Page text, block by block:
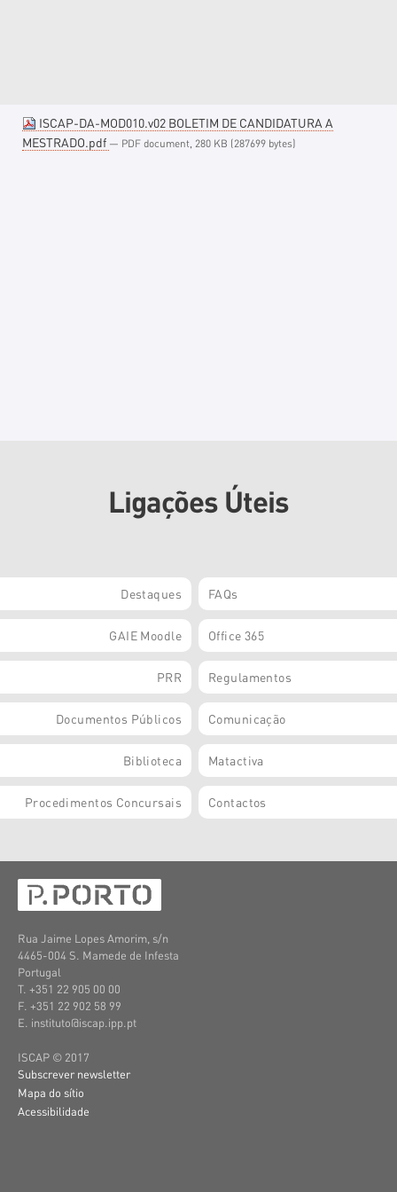
ISCAP-DA-MOD010.v02 BOLETIM DE CANDIDATURA A
MESTRADO.pdf — PDF document, 280 KB (287699 bytes)
Ligações Úteis
Destaques FAQs
GAIE Moodle Office 365
PRR Regulamentos
Documentos Públicos Comunicação
Biblioteca Matactiva
Procedimentos Concursais Contactos
Rua Jaime Lopes Amorim, s/n
4465-004 S. Mamede de Infesta
Portugal
T. +351 22 905 00 00
F. +351 22 902 58 99
E. instituto@iscap.ipp.pt
ISCAP © 2017
Subscrever newsletter
Mapa do sítio
Acessibilidade